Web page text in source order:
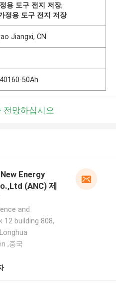
용 도구 전지 저장,
정용 도구 전지 저장
Jiangxi, CN
50Ah
전망하십시오
Energy
(ANC) 제
and
12 building 808,
,중국